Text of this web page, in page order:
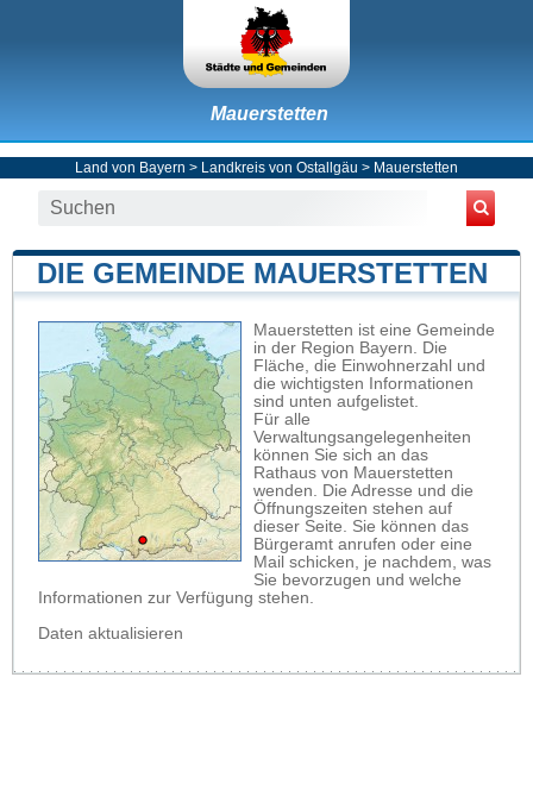
Mauerstetten
Land von Bayern > Landkreis von Ostallgäu > Mauerstetten
DIE GEMEINDE MAUERSTETTEN
Mauerstetten ist eine Gemeinde
in der Region Bayern. Die
Fläche, die Einwohnerzahl und
die wichtigsten Informationen
sind unten aufgelistet.
Für alle
Verwaltungsangelegenheiten
können Sie sich an das
Rathaus von Mauerstetten
wenden. Die Adresse und die
Öffnungszeiten stehen auf
dieser Seite. Sie können das
Bürgeramt anrufen oder eine
Mail schicken, je nachdem, was
Sie bevorzugen und welche
Informationen zur Verfügung stehen.
Daten aktualisieren